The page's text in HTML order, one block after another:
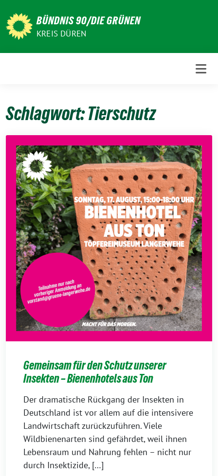
zum
Inhalt
BÜNDNIS 90/DIE GRÜNEN
KREIS DÜREN
Schlagwort:Tierschutz
Gemeinsam für den Schutz unserer
Insekten – Bienenhotels aus Ton
Der dramatische Rückgang der Insekten in
Deutschland ist vor allem auf die intensivere
Landwirtschaft zurückzuführen. Viele
Wildbienenarten sind gefährdet, weil ihnen
Lebensraum und Nahrung fehlen – nicht nur
durch Insektizide, […]